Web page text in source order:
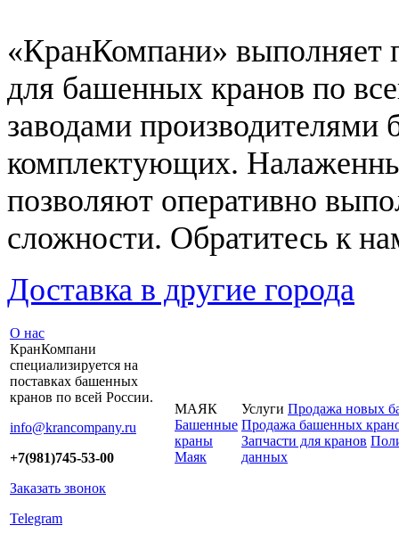
«КранКомпани» выполняет
для башенных кранов по
заводами
комплектующих.
позволяют оперативно
сложности. Обратитесь к
Доставка в другие города
О нас
КранКомпани
специализируется на
поставках башенных
кранов по всей России.
info@krancompany.ru
+7(981)745-53-00
Заказать звонок
Telegram
МАЯК
Башенные
краны
Маяк
Услуги Продажа новых
Продажа башенных
Запчасти для кранов
данных